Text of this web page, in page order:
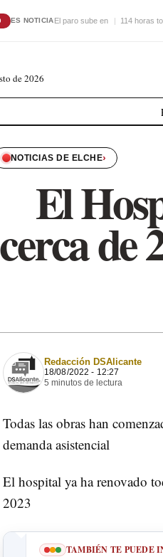
ES NOTICIAEl paro sube en 114 horas
de 2026
NOTICIAS DE ELCHE›
El
cerca de
Redacción DSAlicante
18/08/2022 - 12:27
5 minutos de lectura
Todas las obras han
demanda asistencial
El hospital ya ha renovado
2023
TAMBIÉN TE PUEDE